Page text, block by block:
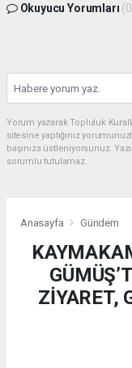
Okuyucu Yorumları
Yorum yazarak Topluluk
sitesine yaptığınız
başınıza üstleniyorsunuz.
sorumlu tutulamaz.
Anasayfa Gündem
ZİYARET,